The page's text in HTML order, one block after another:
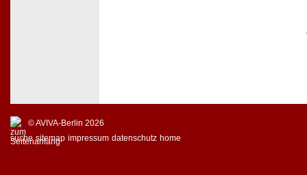
© AVIVA-Berlin 2026
suche sitemap impressum datenschutz home